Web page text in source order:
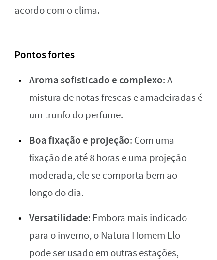
acordo com o clima.
Pontos fortes
Aroma sofisticado e complexo: A
mistura de notas frescas e amadeiradas é
um trunfo do perfume.
Boa fixação e projeção: Com uma
fixação de até 8 horas e uma projeção
moderada, ele se comporta bem ao
longo do dia.
Versatilidade: Embora mais indicado
para o inverno, o Natura Homem Elo
pode ser usado em outras estações,